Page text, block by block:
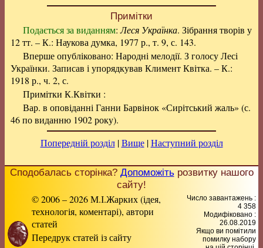
Примітки
Подається за виданням:Леся Українка. Зібрання творів у
12 тт. – К.: Наукова думка, 1977 р., т. 9, с. 143.
Вперше опубліковано: Народні мелодії. З голосу Лесі
Українки. Записав і упорядкував Климент Квітка. – К.:
1918 р., ч. 2, с.
Примітки К.Квітки :
Вар. в оповіданні Ганни Барвінок «Сирітський жаль» (с.
46 по виданню 1902 року).
Попередній розділ|Вище|Наступний розділ
Сподобалась сторінка? Допоможітьрозвитку нашого
сайту!
© 2006 – 2026 М.І.Жарких (ідея,
технологія, коментарі), автори
статей
Передрук статей із сайту
Число завантажень :
4 358
Модифіковано :
26.08.2019
Якщо ви помітили
помилку набору